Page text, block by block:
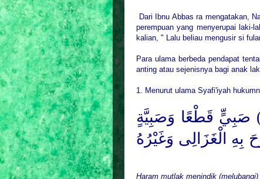
Dari Ibnu Abbas ra mengatakan,
perempuan yang menyerupai laki-
kalian, " Lalu beliau mengusir si
Paraulama berbeda pendapat
anting atau sejenisnya bagi anak
1. Menurut ulama Syafi'iyah
صَبِيٍّ قَطْعًا وَصَبِيَّةٍ
بِهِ الْغَزَالِى وَغَيْرُهُ
Haram mutlak menindik